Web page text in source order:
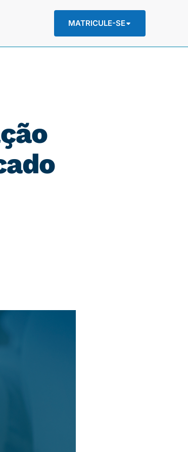
MATRICULE-SE